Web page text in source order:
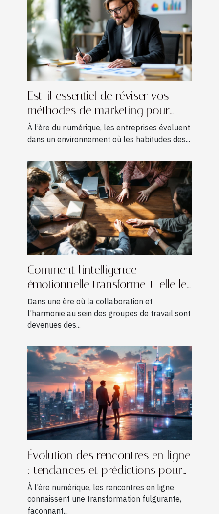
Est-il essentiel de réviser vos
méthodes de marketing pour
croître ?
À l’ère du numérique, les entreprises évoluent
dans un environnement où les habitudes des...
Comment l'intelligence
émotionnelle transforme-t-elle les
dynamiques d'équipe ?
Dans une ère où la collaboration et
l’harmonie au sein des groupes de travail sont
devenues des...
Évolution des rencontres en ligne
: tendances et prédictions pour
2030
À l’ère numérique, les rencontres en ligne
connaissent une transformation fulgurante,
façonnant...